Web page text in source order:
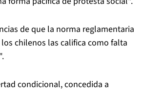
de que la norma reglamentaria
chilenos las califica como falta
condicional, concedida a